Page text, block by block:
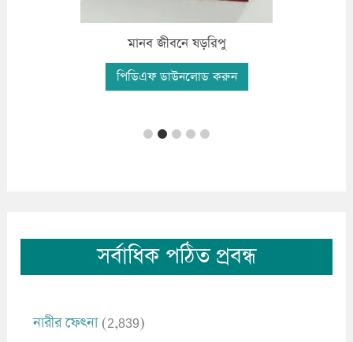
মানব জীবনে ষড়রিপু
পিডিএফ ডাউনলোড করুন
সর্বাধিক পঠিত প্রবন্ধ
নারীর ফেৎনা (2,839)